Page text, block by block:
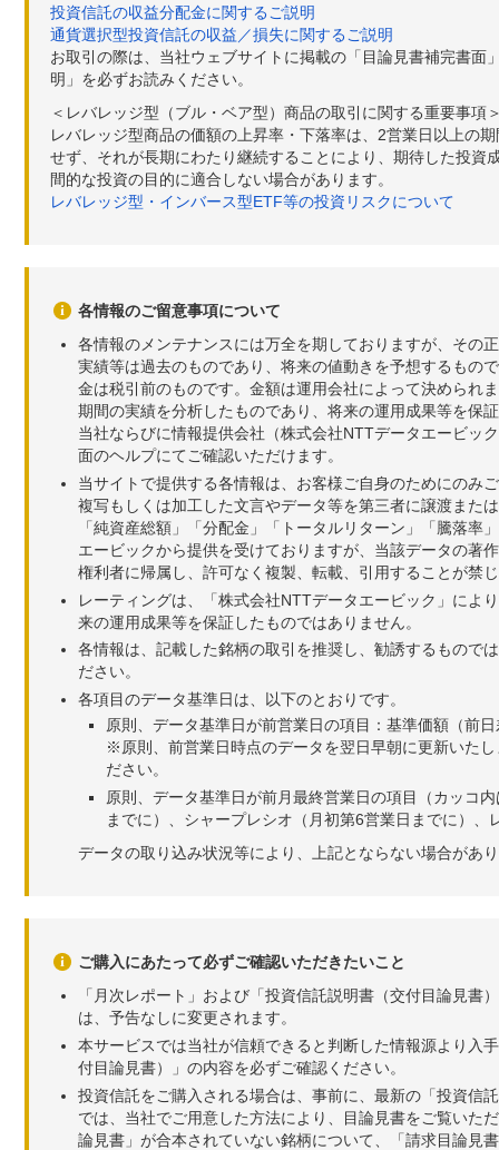
投資信託の収益分配金に関するご説明
通貨選択型投資信託の収益／損失に関するご説明
お取引の際は、当社ウェブサイトに掲載の「目論見書補完書
明」を必ずお読みください。
＜レバレッジ型（ブル・ベア型）商品の取引に関する重要事項
レバレッジ型商品の価額の上昇率・下落率は、2営業日以上の
せず、それが長期にわたり継続することにより、期待した投
間的な投資の目的に適合しない場合があります。
レバレッジ型・インバース型ETF等の投資リスクについて
各情報のご留意事項について
各情報のメンテナンスには万全を期しておりますが、その
実績等は過去のものであり、将来の値動きを予想するもの
金は税引前のものです。金額は運用会社によって決められ
期間の実績を分析したものであり、将来の運用成果等を保
当社ならびに情報提供会社（株式会社NTTデータエービッ
面のヘルプにてご確認いただけます。
当サイトで提供する各情報は、お客様ご自身のためにのみ
複写もしくは加工した文言やデータ等を第三者に譲渡また
「純資産総額」「分配金」「トータルリターン」「騰落
エービックから提供を受けておりますが、当該データの著
権利者に帰属し、許可なく複製、転載、引用することが禁
レーティングは、「株式会社NTTデータエービック」によ
来の運用成果等を保証したものではありません。
各情報は、記載した銘柄の取引を推奨し、勧誘するもので
ださい。
各項目のデータ基準日は、以下のとおりです。
原則、データ基準日が前営業日の項目：基準価額（前
※原則、前営業日時点のデータを翌日早朝に更新いた
ださい。
原則、データ基準日が前月最終営業日の項目（カッコ
までに）、シャープレシオ（月初第6営業日までに）
データの取り込み状況等により、上記とならない場合があ
ご購入にあたって必ずご確認いただきたいこと
「月次レポート」および「投資信託説明書（交付目論見
は、予告なしに変更されます。
本サービスでは当社が信頼できると判断した情報源より入
付目論見書）」の内容を必ずご確認ください。
投資信託をご購入される場合は、事前に、最新の「投資信
では、当社でご用意した方法により、目論見書をご覧いた
論見書」が合本されていない銘柄について、「請求目論見